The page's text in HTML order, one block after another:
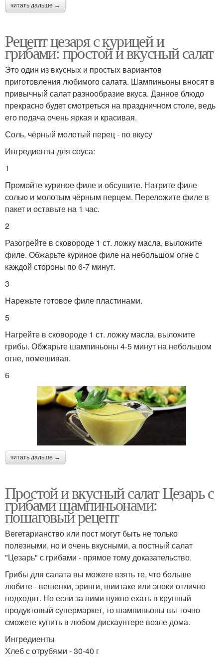
читать дальше →
Рецепт цезаря с курицей и
грибами: простой и вкусный салат
Это один из вкусных и простых вариантов
приготовления любимого салата. Шампиньоны вносят в
привычный салат разнообразие вкуса. Данное блюдо
прекрасно будет смотреться на праздничном столе, ведь
его подача очень яркая и красивая.
Соль, чёрный молотый перец - по вкусу
Ингредиенты для соуса:
1
Промойте куриное филе и обсушите. Натрите филе
солью и молотым чёрным перцем. Переложите филе в
пакет и оставьте на 1 час.
2
Разогрейте в сковороде 1 ст. ложку масла, выложите
филе. Обжарьте куриное филе на небольшом огне с
каждой стороны по 6-7 минут.
3
Нарежьте готовое филе пластинами.
5
Нагрейте в сковороде 1 ст. ложку масла, выложите
грибы. Обжарьте шампиньоны 4-5 минут на небольшом
огне, помешивая.
6
читать дальше →
Простой и вкусный салат Цезарь с
грибами шампиньонами:
пошаговый рецепт
Вегетарианство или пост могут быть не только
полезными, но и очень вкусными, а постный салат
"Цезарь" с грибами - прямое тому доказательство.
Грибы для салата вы можете взять те, что больше
любите - вешенки, эринги, шиитаке или эноки отлично
подходят. Но если за ними нужно ехать в крупный
продуктовый супермаркет, то шампиньоны вы точно
сможете купить в любом дискаунтере возле дома.
Ингредиенты
Хлеб с отрубями - 30-40 г